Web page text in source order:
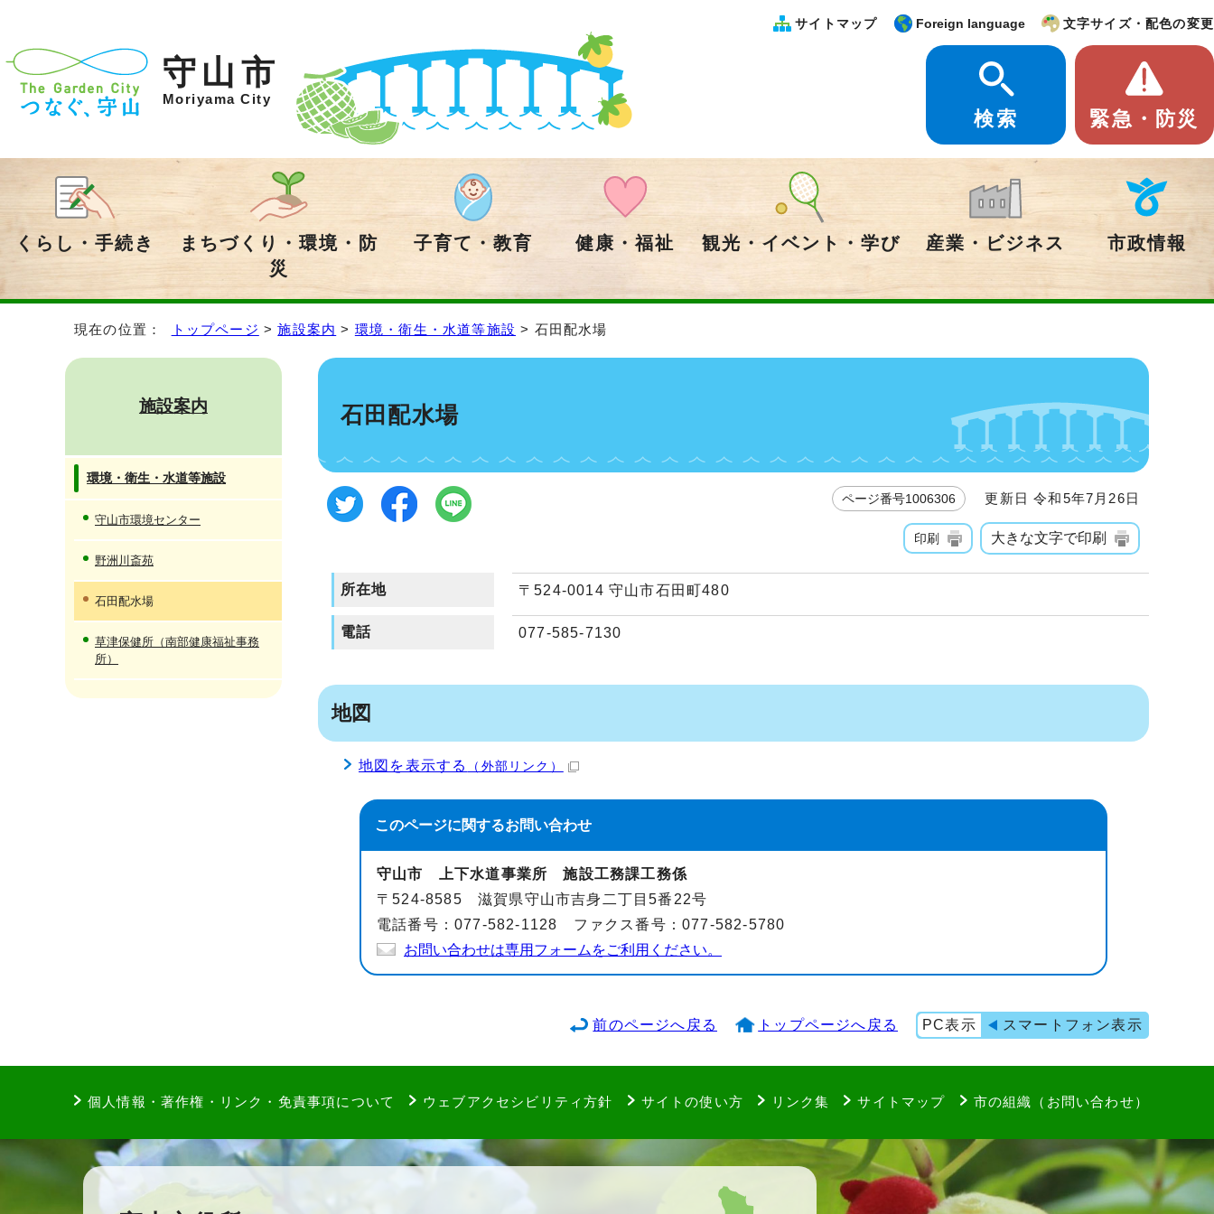
守山市
Moriyama City
サイトマップ Foreign language 文字サイズ・配色の変更
検索 緊急・防災
くらし・手続き
まちづくり・環境・防
災
子育て・教育 健康・福祉 観光・イベント・学び 産業・ビジネス 市政情報
現在の位置： トップページ >施設案内 > 環境・衛生・水道等施設 > 石田配水場
石田配水場
ページ番号1006306 更新日 令和5年7月26日
印刷 大きな文字で印刷
所在地 〒524-0014 守山市石田町480
電話 077-585-7130
地図
地図を表示する （外部リンク）
このページに関するお問い合わせ
守山市 上下水道事業所 施設工務課工務係
〒524-8585 滋賀県守山市吉身二丁目5番22号
電話番号：077-582-1128 ファクス番号：077-582-5780
お問い合わせは専用フォームをご利用ください。
施設案内
環境・衛生・水道等施設
守山市環境センター
野洲川斎苑
石田配水場
草津保健所（南部健康福祉事務
所）
前のページへ戻る トップページへ戻る PC表示 スマートフォン表示
個人情報・著作権・リンク・免責事項について ウェブアクセシビリティ方針 サイトの使い方 リンク集 サイトマップ 市の組織（お問い合わせ）